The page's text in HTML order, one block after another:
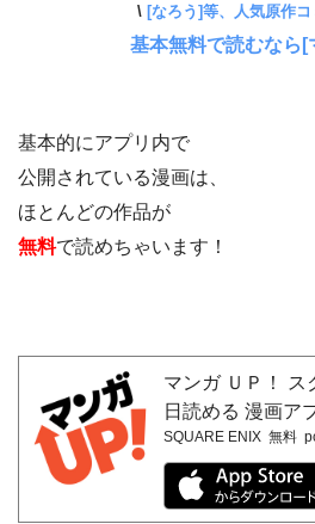
\ [なろう]等、人気原作
基本無料で読むなら[
基本的にアプリ内で
公開されている漫画は、
ほとんどの作品が
無料で読めちゃいます！
マンガ ＵＰ！ ス
日読める 漫画ア
ックが無料
SQUARE ENIX 無料